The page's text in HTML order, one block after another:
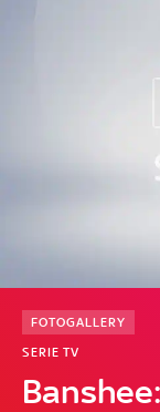
SERIE TV
FOTOGALLERY